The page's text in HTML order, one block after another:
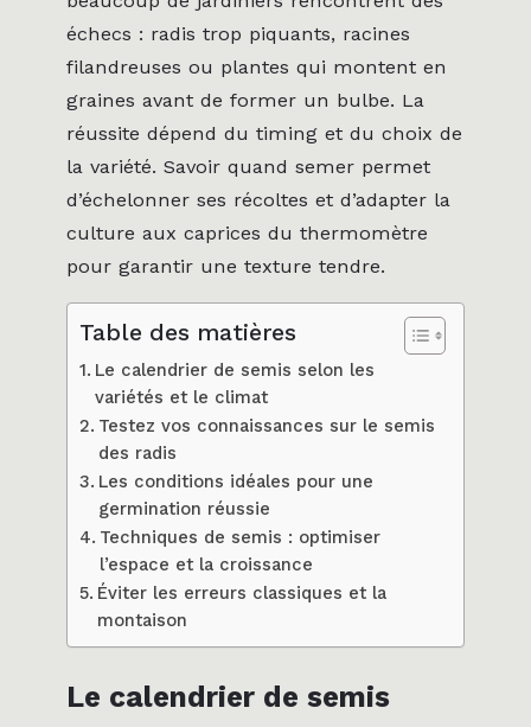
échecs : radis trop piquants, racines
filandreuses ou plantes qui montent en
graines avant de former un bulbe. La
réussite dépend du timing et du choix de
la variété. Savoir quand semer permet
d’échelonner ses récoltes et d’adapter la
culture aux caprices du thermomètre
pour garantir une texture tendre.
Table des matières
Le calendrier de semis selon les
variétés et le climat
Testez vos connaissances sur le semis
des radis
Les conditions idéales pour une
germination réussie
Techniques de semis : optimiser
l’espace et la croissance
Éviter les erreurs classiques et la
montaison
Le calendrier de semis